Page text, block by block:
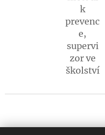
k
prevenc
e,
supervi
zor ve
školství